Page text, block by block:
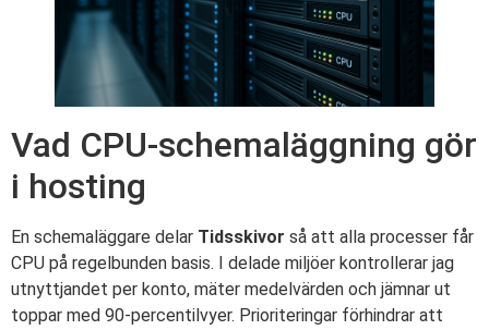
Vad CPU-schemaläggning gör
i hosting
En schemaläggare delar Tidsskivor så att alla processer får
CPU på regelbunden basis. I delade miljöer kontrollerar jag
utnyttjandet per konto, mäter medelvärden och jämnar ut
toppar med 90-percentilvyer. Prioriteringar förhindrar att